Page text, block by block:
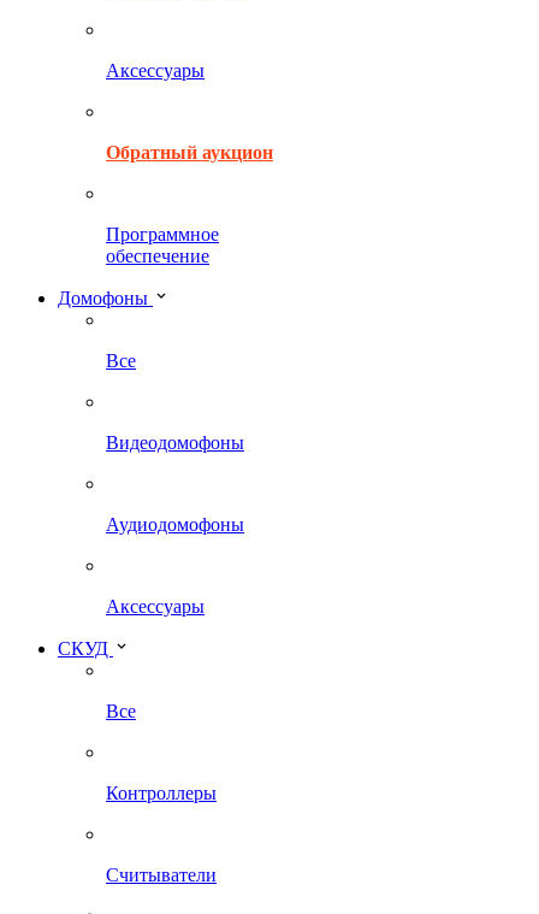
Аксессуары
Обратный аукцион
Программное
обеспечение
Домофоны
Все
Видеодомофоны
Аудиодомофоны
Аксессуары
СКУД
Все
Контроллеры
Считыватели